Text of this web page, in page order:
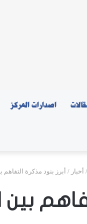
اصدارات المركز
/ أخبار / أبرز بنود مذكرة